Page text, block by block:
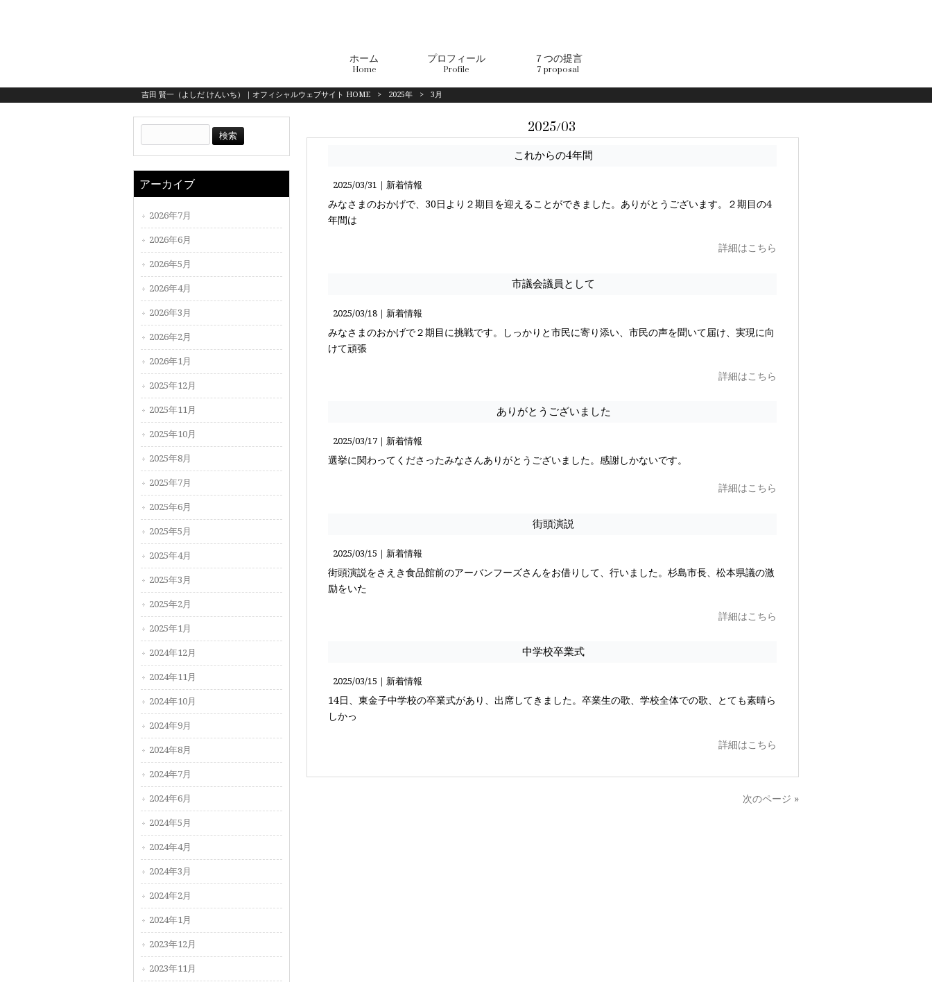
ホーム
Home
プロフィール
Profile
７つの提言
7 proposal
吉田 賢一（よしだ けんいち）｜オフィシャルウェブサイト HOME > 2025年 > 3月
2025/03
これからの4年間
2025/03/31｜ 新着情報
みなさまのおかげで、30日より２期目を迎えることができました。ありがとうございます。２期目の4
年間は
詳細はこちら
市議会議員として
2025/03/18｜ 新着情報
みなさまのおかげで２期目に挑戦です。しっかりと市民に寄り添い、市民の声を聞いて届け、実現に向
けて頑張
詳細はこちら
ありがとうございました
2025/03/17｜ 新着情報
選挙に関わってくださったみなさんありがとうございました。感謝しかないです。
詳細はこちら
街頭演説
2025/03/15｜ 新着情報
街頭演説をさえき食品館前のアーバンフーズさんをお借りして、行いました。杉島市長、松本県議の激
励をいた
詳細はこちら
中学校卒業式
2025/03/15｜ 新着情報
14日、東金子中学校の卒業式があり、出席してきました。卒業生の歌、学校全体での歌、とても素晴ら
しかっ
詳細はこちら
次のページ »
アーカイブ
2026年7月
2026年6月
2026年5月
2026年4月
2026年3月
2026年2月
2026年1月
2025年12月
2025年11月
2025年10月
2025年8月
2025年7月
2025年6月
2025年5月
2025年4月
2025年3月
2025年2月
2025年1月
2024年12月
2024年11月
2024年10月
2024年9月
2024年8月
2024年7月
2024年6月
2024年5月
2024年4月
2024年3月
2024年2月
2024年1月
2023年12月
2023年11月